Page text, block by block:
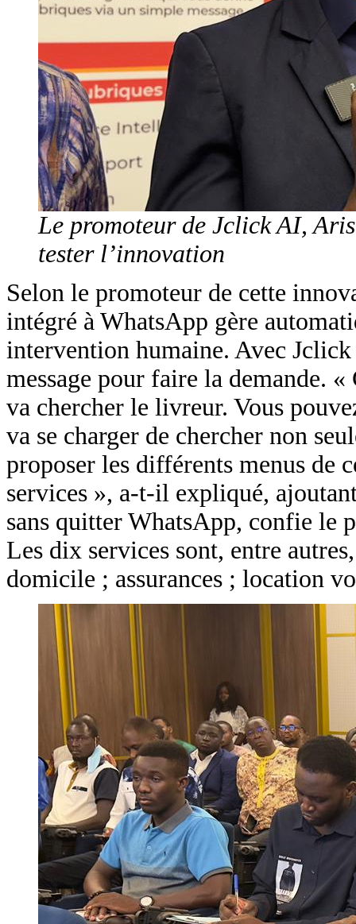
Le promoteur de Jclick AI,
tester l’innovation
Selon le promoteur de cette
intégré à WhatsApp gère
intervention humaine. Avec
message pour faire la demande.
va chercher le livreur. Vous
va se charger de chercher non
proposer les différents menus de
services », a-t-il expliqué,
sans quitter WhatsApp, confie le
Les dix services sont, entre
domicile ; assurances ; location